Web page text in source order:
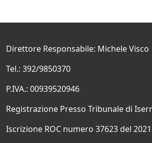
Direttore Responsabile: Michele Visco
Tel.: 392/9850370
P.IVA.: 00939520946
Registrazione Presso Tribunale di
Iscrizione ROC numero 37623 del